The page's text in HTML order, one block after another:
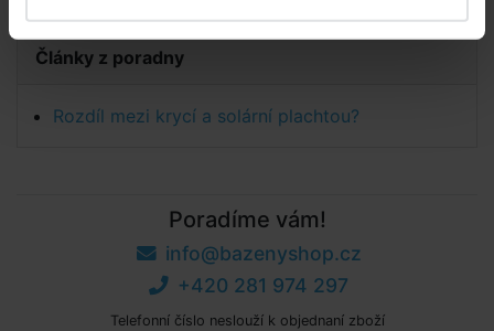
Články z poradny
Rozdíl mezi krycí a solární plachtou?
Poradíme vám!
info@bazenyshop.cz
+420 281 974 297
Telefonní číslo neslouží k objednaní zboží